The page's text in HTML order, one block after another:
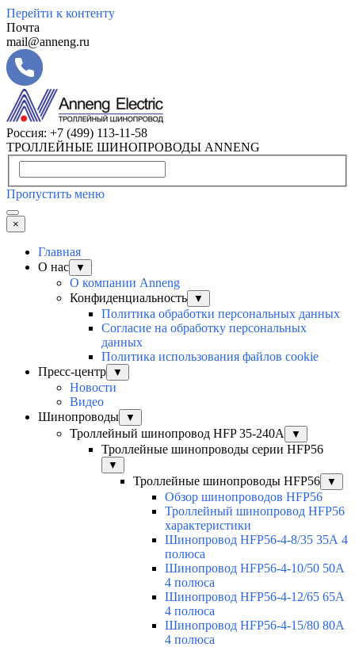
Перейти к контенту
Почта
mail@anneng.ru
Россия: +7 (499) 113-11-58
ТРОЛЛЕЙНЫЕ ШИНОПРОВОДЫ ANNENG
Пропустить меню
×
Главная
О нас
▼
О компании Anneng
Конфиденциальность
▼
Политика обработки персональных данных
Согласие на обработку персональных
данных
Политика использования файлов cookie
Пресс-центр
▼
Новости
Видео
Шинопроводы
▼
Троллейный шинопровод HFP 35-240А ▼
Троллейные шинопроводы серии HFP56
▼
Троллейные шинопроводы HFP56 ▼
Обзор шинопроводов HFP56
Троллейный шинопровод HFP56
характеристики
Шинопровод HFP56-4-8/35 35А 4
полюса
Шинопровод HFP56-4-10/50 50А
4 полюса
Шинопровод HFP56-4-12/65 65А
4 полюса
Шинопровод HFP56-4-15/80 80А
4 полюса